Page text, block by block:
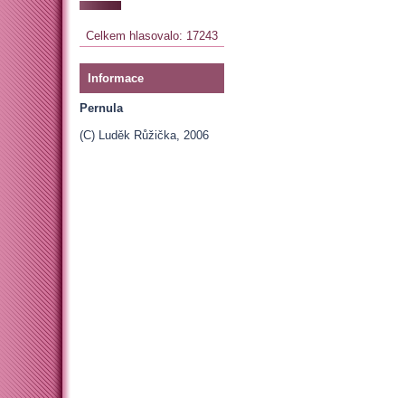
Celkem hlasovalo: 17243
Informace
Pernula
(C) Luděk Růžička, 2006